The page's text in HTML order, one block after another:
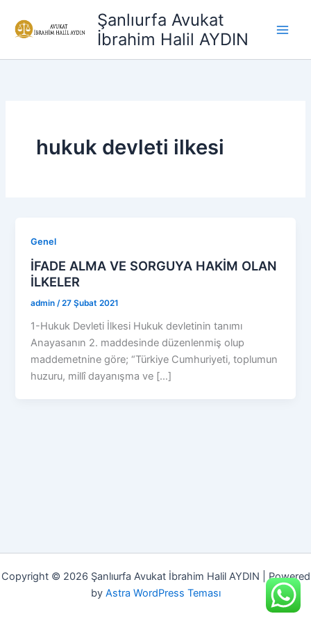
atla
Şanlıurfa Avukat
İbrahim Halil AYDIN
hukuk devleti ilkesi
Genel
İFADE ALMA VE SORGUYA HAKİM OLAN
İLKELER
admin /27 Şubat 2021
1-Hukuk Devleti İlkesi Hukuk devletinin tanımı
Anayasanın 2. maddesinde düzenlenmiş olup
maddemetnine göre; “Türkiye Cumhuriyeti, toplumun
huzuru, millî dayanışma ve […]
Copyright © 2026 Şanlıurfa Avukat İbrahim Halil AYDIN | Powered
by Astra WordPress Teması